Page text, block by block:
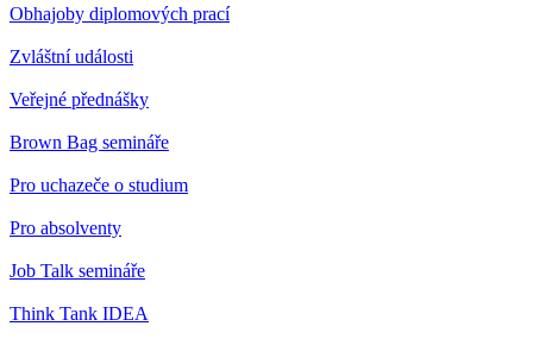
Obhajoby diplomových prací
Zvláštní události
Veřejné přednášky
Brown Bag semináře
Pro uchazeče o studium
Pro absolventy
Job Talk semináře
Think Tank IDEA